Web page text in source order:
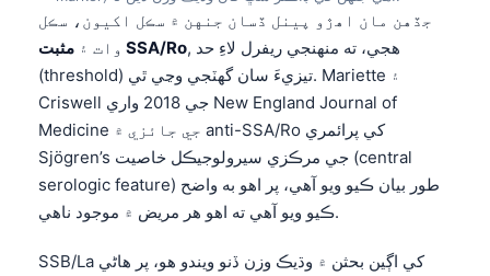
جڏهن مان اهڙو پينل ڏسان جنهن ۾ سڪل اکيون، سڪل
وات ۽ مثبت SSA/Ro, هجي، ته منهنجي ريفرل لاءِ حد
(threshold) تيزيءَ سان گهٽجي وڃي ٿي. Mariette ۽
Criswell جي 2018 واري New England Journal of
Medicine جي جائزي ۾ anti-SSA/Ro کي پرائمري
Sjögren’s جي مرڪزي سيرولوجيڪل خاصيت (central
serologic feature) طور بيان ڪيو ويو آهي، پر اهو به واضح
ڪيو ويو آهي ته اهو هر مريض ۾ موجود ناهي.
SSB/La کي اڳين بحثن ۾ وڌيڪ وزن ڏنو ويندو هو، پر هاڻي